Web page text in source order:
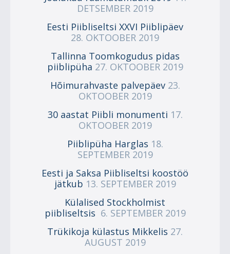
DETSEMBER 2019
Eesti Piibliseltsi XXVI Piiblipäev
28. OKTOOBER 2019
Tallinna Toomkogudus pidas
piiblipüha 27. OKTOOBER 2019
Hõimurahvaste palvepäev 23.
OKTOOBER 2019
30 aastat Piibli monumenti 17.
OKTOOBER 2019
Piiblipüha Harglas 18.
SEPTEMBER 2019
Eesti ja Saksa Piibliseltsi koostöö
jätkub 13. SEPTEMBER 2019
Külalised Stockholmist
piibliseltsis 6. SEPTEMBER 2019
Trükikoja külastus Mikkelis 27.
AUGUST 2019